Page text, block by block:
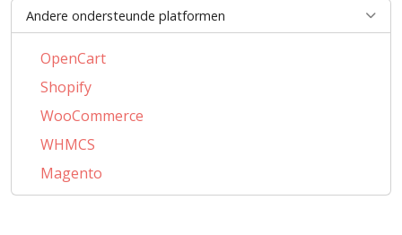
Andere ondersteunde platformen
OpenCart
Shopify
WooCommerce
WHMCS
Magento
PrestaShop